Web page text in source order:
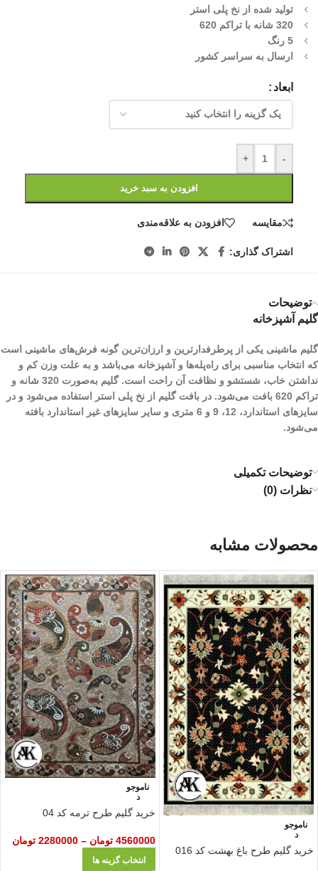
تولید شده از نخ پلی استر
320 شانه با تراکم 620
5 رنگ
ارسال به سراسر کشور
ابعاد
-
+
افزودن به سبد خرید
مقایسه افزودن به علاقه‌مندی
اشتراک گذاری:
توضیحات
گلیم آشپزخانه
گلیم ماشینی یکی از پرطرفدارترین و ارزان‌ترین گونه فرش‌های ماشینی است
که انتخاب مناسبی برای راه‌پله‌ها و آشپزخانه می‌باشد و به علت وزن کم و
نداشتن خاب، شستشو و نظافت آن راحت است. گلیم به‌صورت 320 شانه و
تراکم 620 بافت می‌شود. در بافت گلیم از نخ پلی استر استفاده می‌شود و در
سایزهای استاندارد، 12، 9 و 6 متری و سایر سایز‌های غیر استاندارد بافته
می‌شود.
توضیحات تکمیلی
نظرات (0)
محصولات مشابه
ناموجو
د
خرید گلیم طرح باغ بهشت کد 016
ناموجو
د
خرید گلیم طرح ترمه کد 04
4560000 تومان –
2280000 تومان
انتخاب گزینه ها